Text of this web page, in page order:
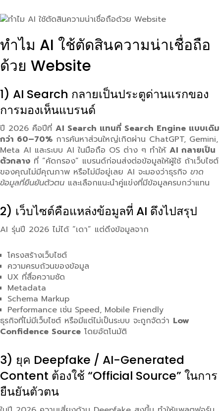
ทำไม AI ใช้ตัดสินความน่าเชื่อถือ
ด้วย Website
1) AI Search กลายเป็นประตูด่านแรกของ
การมองเห็นแบรนด์
ปี 2026 คือปีที่ AI Search แทนที่ Search Engine แบบเดิม
กว่า 60–70% การค้นหาส่วนใหญ่เกิดผ่าน ChatGPT, Gemini,
Meta AI และระบบ AI ในมือถือ OS ต่าง ๆ ทำให้ AI กลายเป็น
ตัวกลาง ที่ “คัดกรอง” แบรนด์ก่อนส่งต่อข้อมูลให้ผู้ใช้ ถ้าเว็บไซต์
ของคุณไม่มีคุณภาพ หรือไม่มีอยู่เลย AI จะมองว่าธุรกิจ ขาด
ข้อมูลที่ยืนยันตัวตน และเลือกแนะนำคู่แข่งที่มีข้อมูลครบกว่าแทน
2) เว็บไซต์คือแหล่งข้อมูลที่ AI ดึงไปสรุป
AI รุ่นปี 2026 ไม่ได้ “เดา” แต่ดึงข้อมูลจาก
โครงสร้างเว็บไซต์
ความครบถ้วนของข้อมูล
UX ที่สื่อความชัด
Metadata
Schema Markup
Performance เช่น Speed, Mobile Friendly
ธุรกิจที่ไม่มีเว็บไซต์ หรือมีแต่ไม่เป็นระบบ จะถูกจัดว่า Low
Confidence Source โดยอัตโนมัติ
3) ยุค Deepfake / AI-Generated
Content ต้องใช้ “Official Source” ในการ
ยืนยันตัวตน